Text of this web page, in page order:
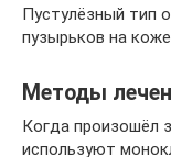
Пустулёзный тип
пузырьков на коже
Методы
Когда произошёл
используют